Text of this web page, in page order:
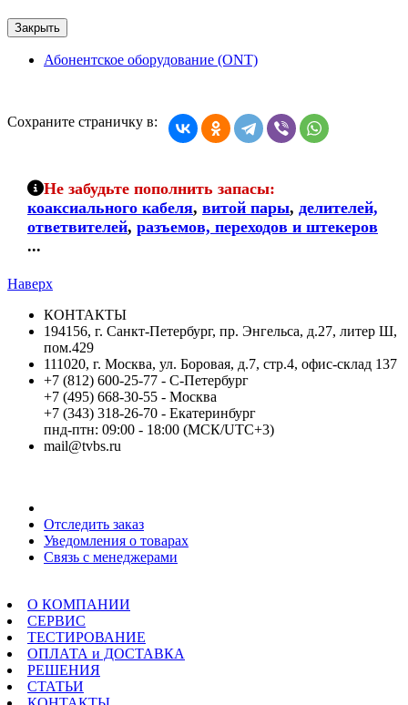
Закрыть
Абонентское оборудование (ONT)
Сохраните страничку в:
Не забудьте пополнить запасы:
коаксиального кабеля, витой пары, делителей,
ответвителей, разъемов, переходов и штекеров
...
Наверх
КОНТАКТЫ
194156, г. Санкт-Петербург, пр. Энгельса, д.27, литер Ш,
пом.429
111020, г. Москва, ул. Боровая, д.7, стр.4, офис-склад 137
+7 (812) 600-25-77 - С-Петербург
+7 (495) 668-30-55 - Москва
+7 (343) 318-26-70 - Екатеринбург
пнд-птн: 09:00 - 18:00 (МСК/UTC+3)
mail@tvbs.ru
Отследить заказ
Уведомления о товарах
Связь с менеджерами
О КОМПАНИИ
СЕРВИС
ТЕСТИРОВАНИЕ
ОПЛАТА и ДОСТАВКА
РЕШЕНИЯ
СТАТЬИ